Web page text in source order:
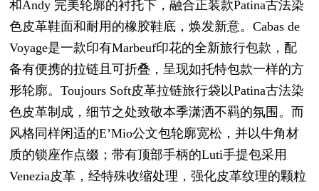
和Andy 完美轮廓的衬托下，融合正装款Patina古法染
色皮革鞋面和耐用的橡胶鞋底，焕发新意。Cabas de
Voyage是一款印有Marbeuf印花的全新旅行包款，配
备有便携的拉链且可折叠，呈现如托特包款一样的方
形轮廓。Toujours Soft皮革拉链旅行袋以Patina古法染
色皮革制成，细节之处致敬本季潇洒不羁的氛围。而
风格同样闲适的E’Mio公文包轮廓宽松，并以牛角材
质的锁座作点缀；带有顶部手柄的Luti手提包采用
Venezia皮革，经特殊收缩处理，强化皮革纹理的颗粒